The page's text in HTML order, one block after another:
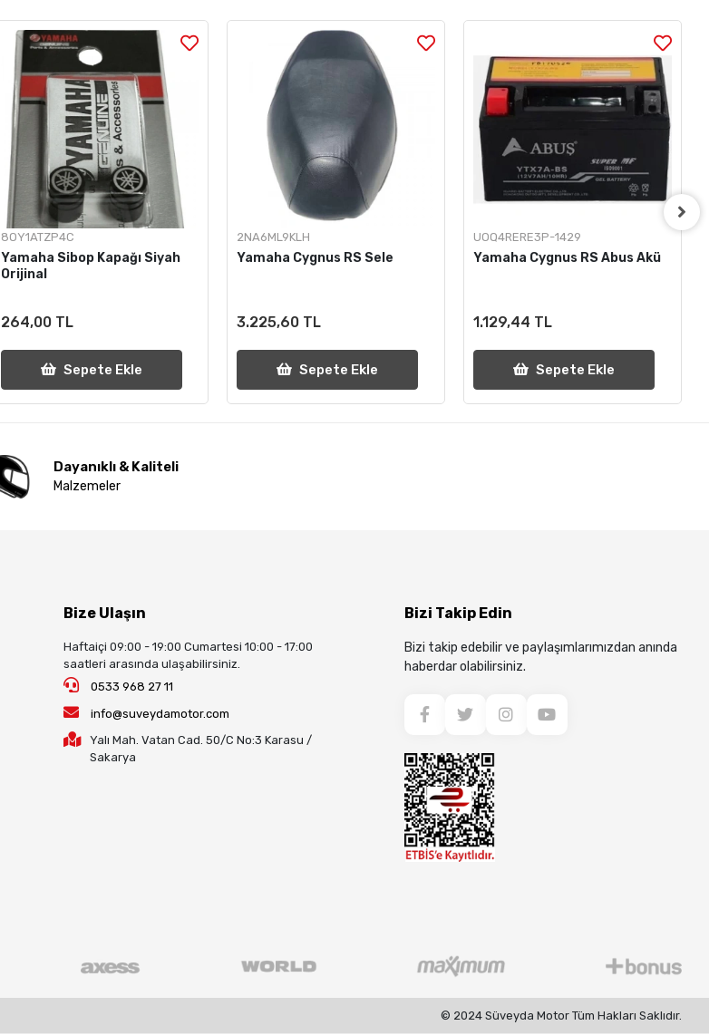
8OY1ATZP4C
Yamaha Sibop Kapağı Siyah
Orijinal
264,00 TL
Sepete Ekle
2NA6ML9KLH
Yamaha Cygnus RS Sele
3.225,60 TL
Sepete Ekle
UOQ4RERE3P-1429
Yamaha Cygnus RS Abus Akü
1.129,44 TL
Sepete Ekle
Dayanıklı & Kaliteli
Malzemeler
Bize Ulaşın
Haftaiçi 09:00 - 19:00 Cumartesi 10:00 - 17:00
saatleri arasında ulaşabilirsiniz.
0533 968 27 11
info@suveydamotor.com
Yalı Mah. Vatan Cad. 50/C No:3 Karasu /
Sakarya
Bizi Takip Edin
Bizi takip edebilir ve paylaşımlarımızdan anında
haberdar olabilirsiniz.
© 2024 Süveyda Motor Tüm Hakları Saklıdır.